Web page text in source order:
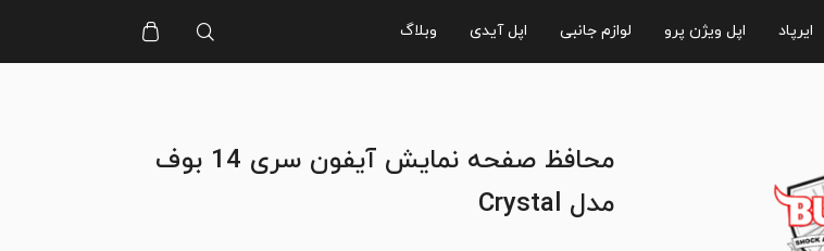
ایرپاد اپل ویژن پرو لوازم جانبی اپل آیدی وبلاگ
محافظ صفحه نمایش آیفون سری 14 بوف
مدل Crystal